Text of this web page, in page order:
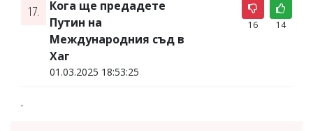
17.
Кога ще предадете
Путин на
Международния съд в
Хаг
01.03.2025 18:53:25
16 14
.